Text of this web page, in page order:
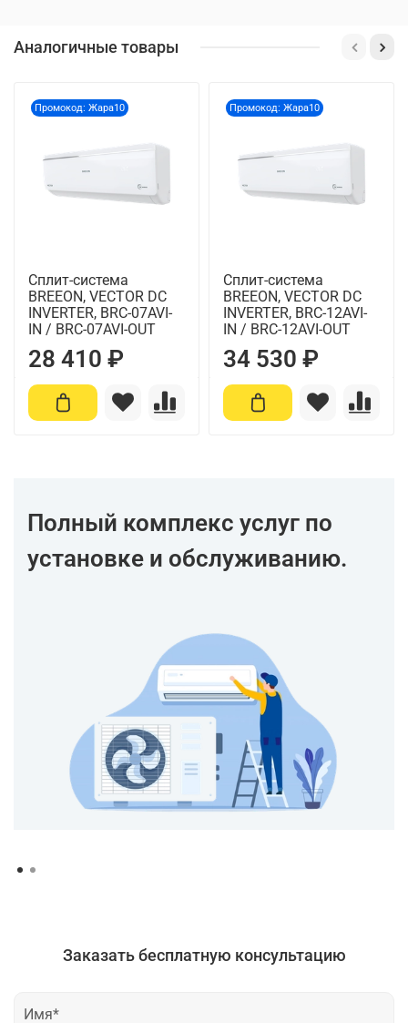
Аналогичные товары
Промокод: Жара10
Сплит-система
BREEON, VECTOR DC
INVERTER, BRC-07AVI-
IN / BRC-07AVI-OUT
28 410 ₽
Промокод: Жара10
Сплит-система
BREEON, VECTOR DC
INVERTER, BRC-12AVI-
IN / BRC-12AVI-OUT
34 530 ₽
Полный комплекс услуг по
установке и обслуживанию.
Заказать бесплатную консультацию